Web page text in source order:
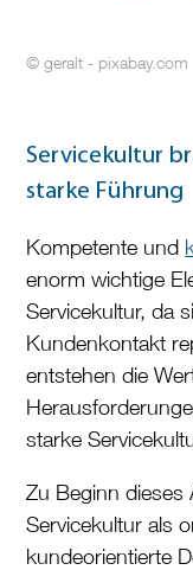
© geralt - pixabay.com
Servicekultur
starke Führung
Kompetente und
enorm wichtige
Servicekultur, da
Kundenkontakt
entstehen die
starke
Zu Beginn dieses
Servicekultur als
kundeorientierte